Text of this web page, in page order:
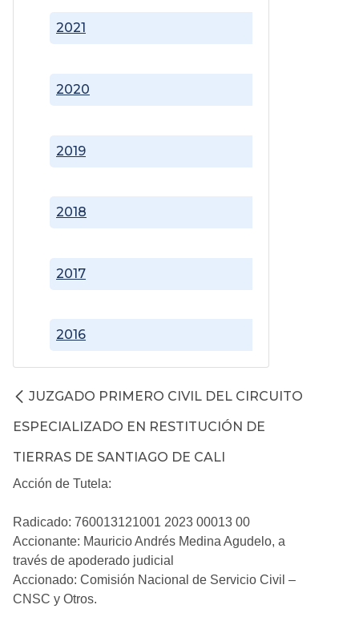
2016
2017
2018
2019
2020
2021
JUZGADO PRIMERO CIVIL DEL CIRCUITO
ESPECIALIZADO EN RESTITUCIÓN DE
TIERRAS DE SANTIAGO DE CALI
Acción de Tutela:
Radicado: 760013121001 2023 00013 00
Accionante: Mauricio Andrés Medina Agudelo, a
través de apoderado judicial
Accionado: Comisión Nacional de Servicio Civil –
CNSC y Otros.